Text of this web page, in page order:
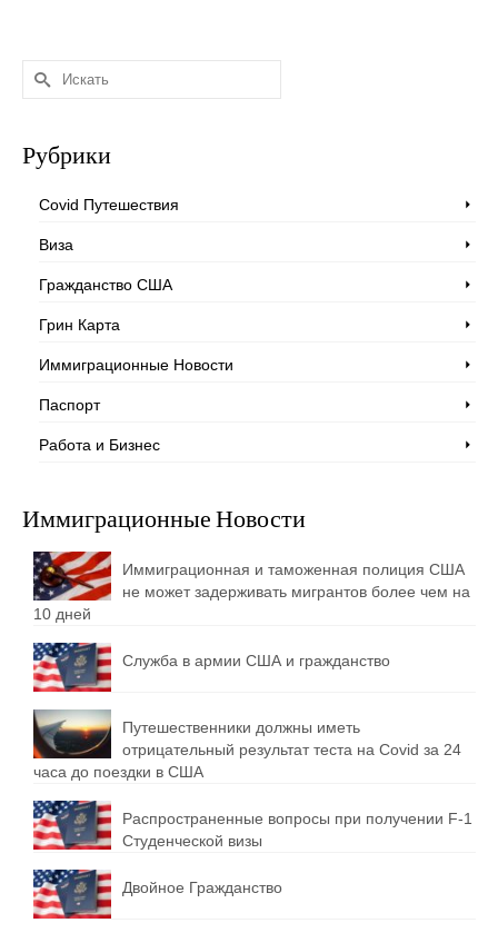
Искать:
Рубрики
Covid Путешествия
Виза
Гражданство США
Грин Карта
Иммиграционные Новости
Паспорт
Работа и Бизнес
Иммиграционные Новости
Иммиграционная и таможенная полиция США
не может задерживать мигрантов более чем на
10 дней
Служба в армии США и гражданство
Путешественники должны иметь
отрицательный результат теста на Covid за 24
часа до поездки в США
Распространенные вопросы при получении F-1
Студенческой визы
Двойное Гражданство